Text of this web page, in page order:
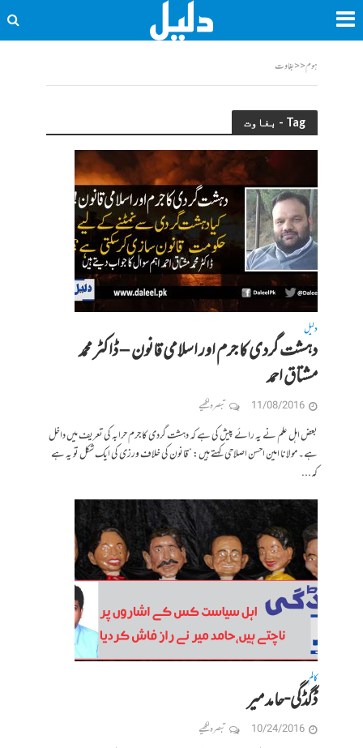
ہوم<<بغاوت
Tag - بغاوت
دلیل
دہشت گردی کا جرم اور اسلامی قانون – ڈاکٹر محمد
مشتاق احمد
11/08/2016 تبصرہ لکھیے
بعض اہل علم نے یہ رائے پیش کی ہے کہ دہشت گردی کا جرم حرابہ کی تعریف میں داخل
ہے۔ مولانا امین احسن اصلاحی کہتے ہیں: ”قانون کی خلاف ورزی کی ایک شکل تو یہ ہے
کہ...
کالم
ڈگڈگی-حامد میر
10/24/2016 تبصرہ لکھیے